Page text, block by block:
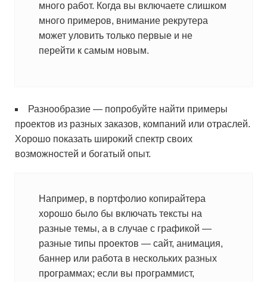
много работ. Когда вы включаете слишком
много примеров, внимание рекрутера
может уловить только первые и не
перейти к самым новым.
Разнообразие — попробуйте найти примеры
проектов из разных заказов, компаний или отраслей.
Хорошо показать широкий спектр своих
возможностей и богатый опыт.
Например, в портфолио копирайтера
хорошо было бы включать тексты на
разные темы, а в случае с графикой —
разные типы проектов — сайт, анимация,
баннер или работа в нескольких разных
программах; если вы программист,